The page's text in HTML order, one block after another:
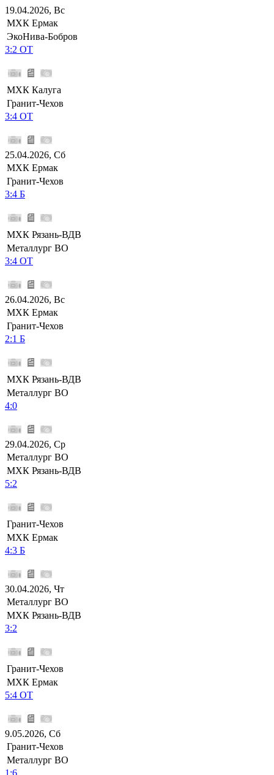
19.04.2026, Вс
МХК Ермак
ЭкоНива-Бобров
3:2 ОТ
МХК Калуга
Гранит-Чехов
3:4 ОТ
25.04.2026, Сб
МХК Ермак
Гранит-Чехов
3:4 Б
МХК Рязань-ВДВ
Металлург ВО
3:4 ОТ
26.04.2026, Вс
МХК Ермак
Гранит-Чехов
2:1 Б
МХК Рязань-ВДВ
Металлург ВО
4:0
29.04.2026, Ср
Металлург ВО
МХК Рязань-ВДВ
5:2
Гранит-Чехов
МХК Ермак
4:3 Б
30.04.2026, Чт
Металлург ВО
МХК Рязань-ВДВ
3:2
Гранит-Чехов
МХК Ермак
5:4 ОТ
9.05.2026, Сб
Гранит-Чехов
Металлург ВО
1:6